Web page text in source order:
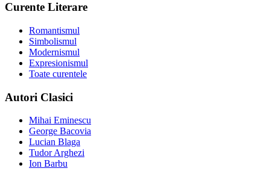
Curente Literare
Romantismul
Simbolismul
Modernismul
Expresionismul
Toate curentele
Autori Clasici
Mihai Eminescu
George Bacovia
Lucian Blaga
Tudor Arghezi
Ion Barbu